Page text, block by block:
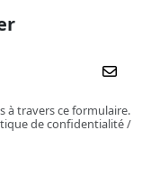
à travers ce formulaire.
de confidentialité /